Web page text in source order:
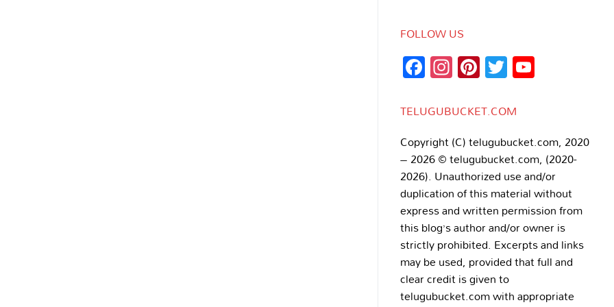
FOLLOW US
Facebook
Instagram
Pinterest
Twitter
TELUGUBUCKET.COM
Copyright (C) telugubucket.com, 2020
– 2026 © telugubucket.com, (2020-
2026). Unauthorized use and/or
duplication of this material without
express and written permission from
this blog’s author and/or owner is
strictly prohibited. Excerpts and links
may be used, provided that full and
clear credit is given to
telugubucket.com with appropriate